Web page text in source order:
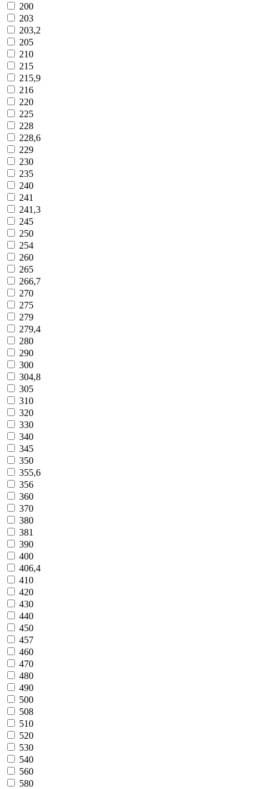
200
203
203,2
205
210
215
215,9
216
220
225
228
228,6
229
230
235
240
241
241,3
245
250
254
260
265
266,7
270
275
279
279,4
280
290
300
304,8
305
310
320
330
340
345
350
355,6
356
360
370
380
381
390
400
406,4
410
420
430
440
450
457
460
470
480
490
500
508
510
520
530
540
560
580